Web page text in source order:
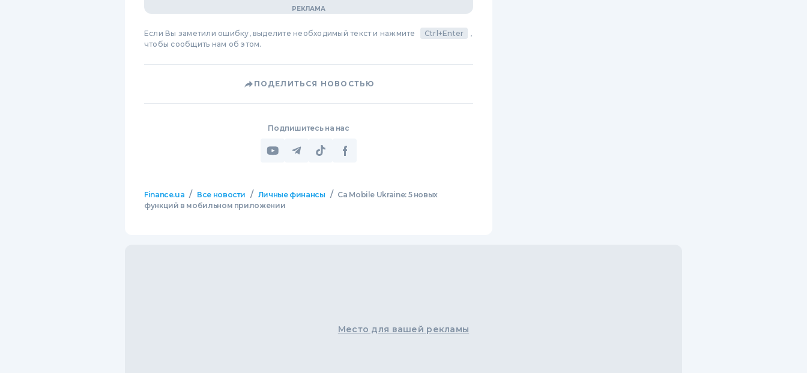
Если Вы заметили ошибку, выделите необходимый текст и нажмите Ctrl+Enter
,
чтобы сообщить нам об этом.
ПОДЕЛИТЬСЯ НОВОСТЬЮ
Подпишитесь на нас
Finance.ua / Все новости / Личные финансы / Сa Mobile Ukraine: 5 новых
функций в мобильном приложении
Место для вашей рекламы